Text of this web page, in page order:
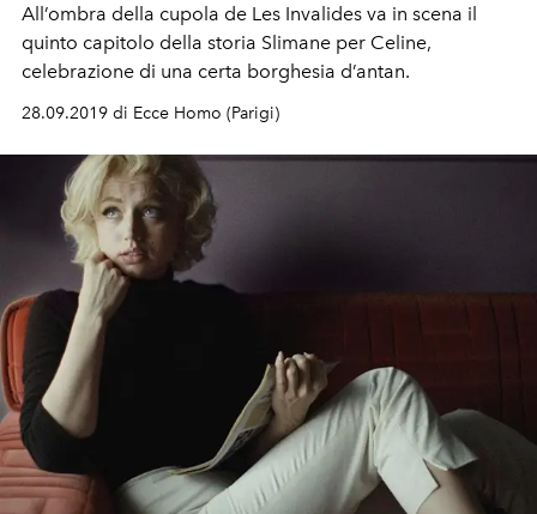
All’ombra della cupola de Les Invalides va in scena il
quinto capitolo della storia Slimane per Celine,
celebrazione di una certa borghesia d’antan.
28.09.2019 di Ecce Homo (Parigi)